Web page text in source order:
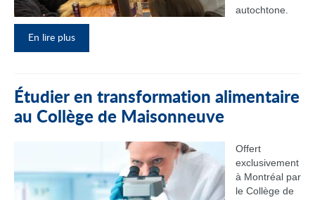
autochtone.
En lire plus
Étudier en transformation alimentaire
au Collège de Maisonneuve
Offert
exclusivement
à Montréal par
le Collège de